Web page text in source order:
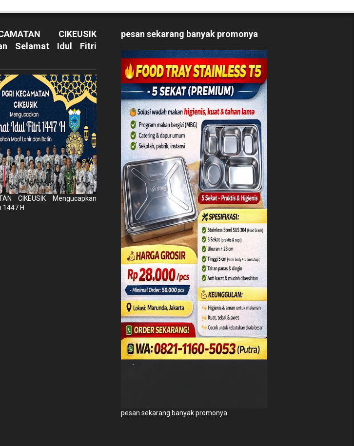
CIKEUSIK
Selamat Idul Fitri
CIKEUSIK Mengucapkan
1447 H
pesan sekarang banyak promonya
pesan sekarang banyak promonya